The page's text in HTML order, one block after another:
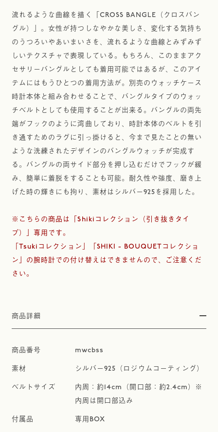
流れるような曲線を描く「CROSS BANGLE（クロスバン
グル）」。女性が持つしなやかな美しさ、変化する気持ち
のうつろいやあいまいさを、流れるような曲線とみずみず
しいテクスチャで表現している。もちろん、このままアク
セサリーバングルとしても着用可能ではあるが、このアイ
テムにはもうひとつの着用方法が。別売のウォッチケース
時計本体と組み合わせることで、バングルタイプのウォッ
チベルトとしても使用することが出来る。バングルの両先
端がフックのように湾曲しており、時計本体のベルトを引
き通すためのラグに引っ掛けると、今まで見たことの無い
ような洗練されたデザインのバングルウォッチが完成す
る。バングルの両サイド部分を押し込むだけでフックが緩
み、簡単に着脱をすることも可能。耐久性や強度、磨き上
げた時の輝きにも拘り、素材はシルバー925を採用した。
※こちらの商品は「Shikiコレクション（引き抜きタイ
プ）」専用です。
「Tsukiコレクション」「SHIKI - BOUQUETコレクショ
ン」の腕時計での付け替えはできませんので、ご注意くだ
さい。
商品詳細
mwcbss
シルバー925（ロジウムコーティング）
内周：約14cm（開口部：約2.4cm）※
内周は開口部込み
専用BOX